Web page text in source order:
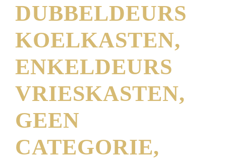
DUBBELDEURS
KOELKASTEN,
ENKELDEURS
VRIESKASTEN,
GEEN
CATEGORIE,